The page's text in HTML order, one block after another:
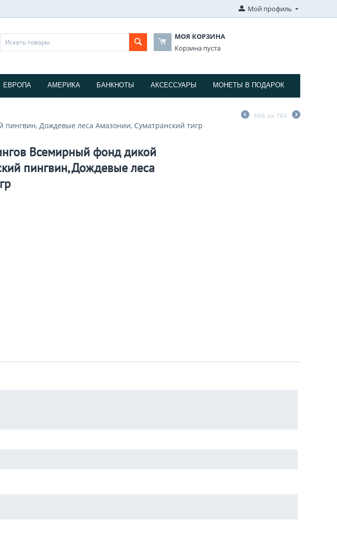
Мой профиль
МОЯ КОРЗИНА
Корзина пуста
ЕВРОПА АМЕРИКА БАНКНОТЫ АКСЕССУАРЫ МОНЕТЫ В ПОДАРОК
Дождевые леса Амазонии, Суматранский тигр
668 из 764
Всемирный фонд дикой
пингвин, Дождевые леса